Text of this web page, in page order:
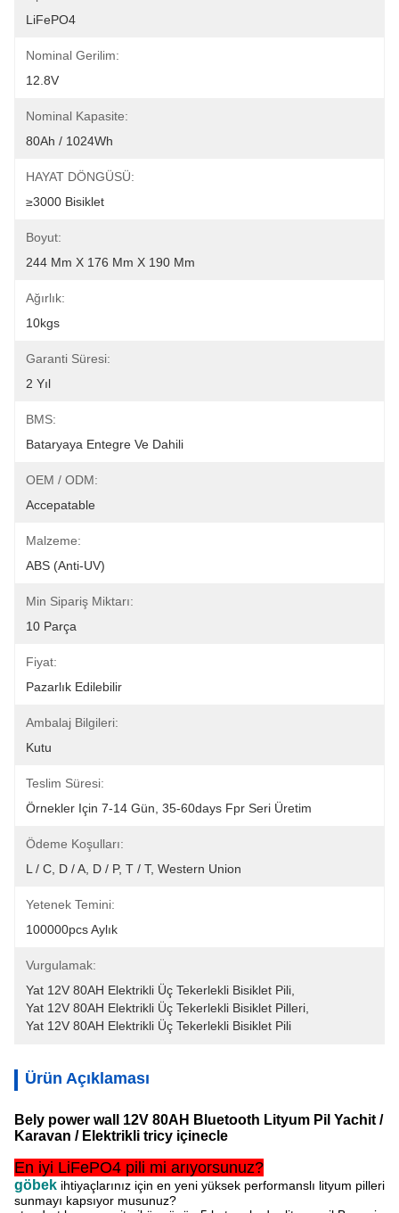
LiFePO4
Nominal Gerilim:
12.8V
Nominal Kapasite:
80Ah / 1024Wh
HAYAT DÖNGÜSÜ:
≥3000 Bisiklet
Boyut:
244 Mm X 176 Mm X 190 Mm
Ağırlık:
10kgs
Garanti Süresi:
2 Yıl
BMS:
Bataryaya Entegre Ve Dahili
OEM / ODM:
Accepatable
Malzeme:
ABS (anti-UV)
Min Sipariş Miktarı:
10 Parça
Fiyat:
Pazarlık Edilebilir
Ambalaj Bilgileri:
Kutu
Teslim Süresi:
Örnekler Için 7-14 Gün, 35-60days Fpr Seri Üretim
Ödeme Koşulları:
L / C, D / A, D / P, T / T, Western Union
Yetenek Temini:
100000pcs Aylık
Vurgulamak:
Yat 12V 80AH Elektrikli Üç Tekerlekli Bisiklet Pili
Yat 12V 80AH Elektrikli Üç Tekerlekli Bisiklet Pilleri
Yat 12V 80AH Elektrikli Üç Tekerlekli Bisiklet Pili
Ürün Açıklaması
Bely power wall 12V 80AH Bluetooth Lityum Pil Yachit /
Karavan / Elektrikli tricy içinecle
En iyi LiFePO4 pili mi arıyorsunuz?
göbek ihtiyaçlarınız için en yeni yüksek performanslı lityum pilleri
sunmayı kapsıyor musunuz?